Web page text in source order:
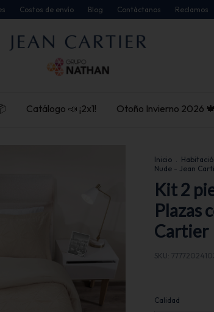
Costos de envío Blog Contáctanos Reclamos
Catálogo 📣 ¡2x1! Otoño Invierno 2026 🍁
Inicio .
Nude - Jean
Kit 2
Plazas
Cartier
SKU:
Calidad